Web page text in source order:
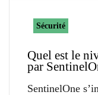
Sécurité
Quel est le
par
SentinelOne